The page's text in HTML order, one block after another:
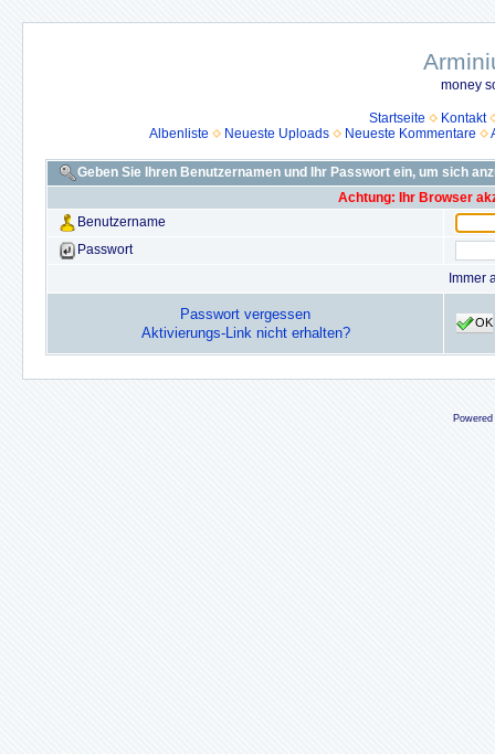
money
Startseite
Kontakt
Albenliste
Neueste Uploads Neueste Kommentare
Geben Sie Ihren Benutzernamen und Ihr Passwort ein, um sich
Achtung: Ihr Browser
Benutzername
Passwort
Immer
Passwort vergessen
Aktivierungs-Link nicht erhalten?
OK